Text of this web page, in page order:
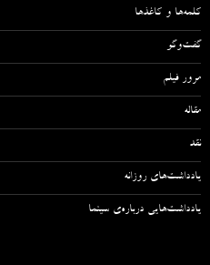
کلمه‌ها و کاغذها
گفت‌وگو
مرور فیلم
مقاله‌
نقد
یادداشت‌های روزانه
یادداشت‌هایی درباره‌ی سینما